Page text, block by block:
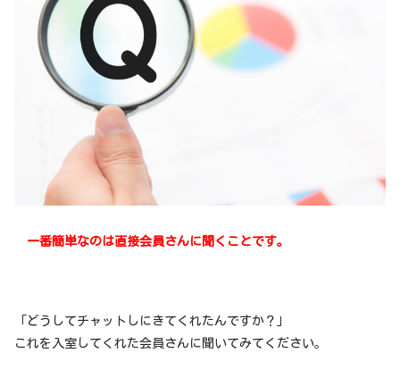
一番簡単なのは直接会員さんに聞くことです。
「どうしてチャットしにきてくれたんですか？」
これを入室してくれた会員さんに聞いてみてください。